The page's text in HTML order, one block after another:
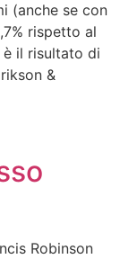
(anche se con
rispetto al
il risultato di
&
Robinson